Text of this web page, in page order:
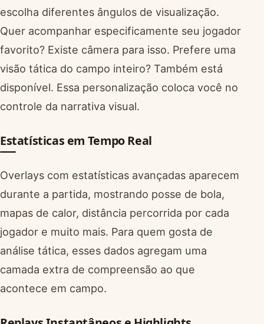
escolha diferentes ângulos de visualização.
Quer acompanhar especificamente seu jogador
favorito? Existe câmera para isso. Prefere uma
visão tática do campo inteiro? Também está
disponível. Essa personalização coloca você no
controle da narrativa visual.
Estatísticas em Tempo Real
Overlays com estatísticas avançadas aparecem
durante a partida, mostrando posse de bola,
mapas de calor, distância percorrida por cada
jogador e muito mais. Para quem gosta de
análise tática, esses dados agregam uma
camada extra de compreensão ao que
acontece em campo.